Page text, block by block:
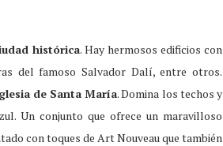
histórica. Hay hermosos edificios con
del famoso Salvador Dalí, entre otros.
de Santa María. Domina los techos y
Un conjunto que ofrece un maravilloso
con toques de Art Nouveau que también